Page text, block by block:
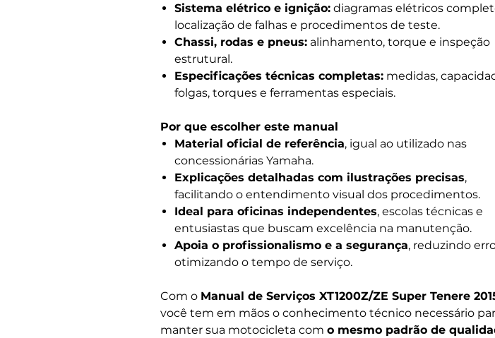
Sistema elétrico e ignição: diagramas elétricos
localização de falhas e procedimentos de teste.
Chassi, rodas e pneus: alinhamento, torque e inspeção
estrutural.
Especificações técnicas completas: medidas,
folgas, torques e ferramentas especiais.
Por que escolher este manual
Material oficial de referência, igual ao utilizado nas
concessionárias Yamaha.
Explicações detalhadas com ilustrações precisas,
facilitando o entendimento visual dos procedimentos.
Ideal para oficinas independentes, escolas técnicas e
entusiastas que buscam excelência na manutenção.
Apoia o profissionalismo e a segurança, reduzindo
otimizando o tempo de serviço.
Com o Manual de Serviços XT1200Z/ZE Super Tenere
você tem em mãos o conhecimento técnico necessário
manter sua motocicleta com o mesmo padrão de